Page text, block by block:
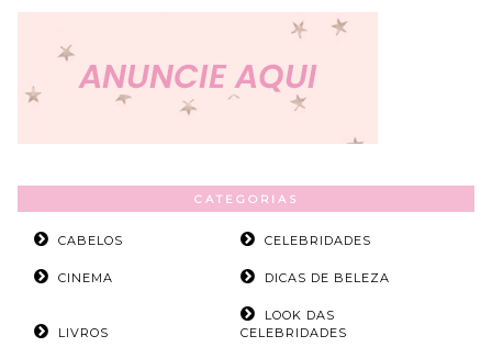
CATEGORIAS
CABELOS CELEBRIDADES
CINEMA DICAS DE BELEZA
LIVROS
LOOK DAS
CELEBRIDADES